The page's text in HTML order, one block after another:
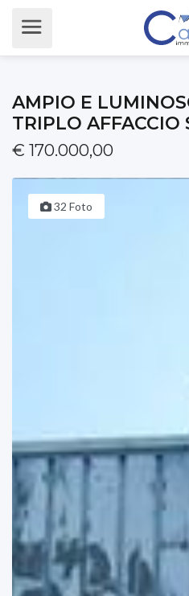
AMPIO E
TRIPLO AFFACCIO
€ 170.000,00
32 Foto